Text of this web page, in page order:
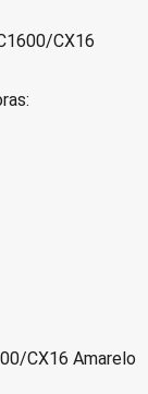
CX16
CX16 Amarelo